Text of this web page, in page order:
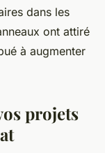
dans les
ont attiré
à augmenter
projets